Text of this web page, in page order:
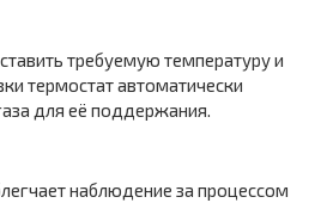
требуемую температуру и
термостат автоматически
для её поддержания.
наблюдение за процессом